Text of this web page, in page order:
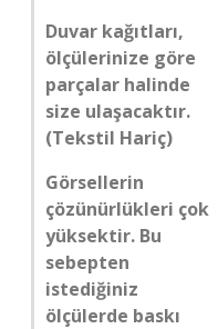
Duvar kağıtları,
ölçülerinize göre
parçalar halinde
size ulaşacaktır.
(Tekstil Hariç)
Görsellerin
çözünürlükleri çok
yüksektir. Bu
sebepten
istediğiniz
ölçülerde baskı